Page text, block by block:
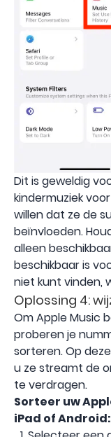
Dit is geweldig
kindermuziek
willen dat ze de
beïnvloeden.
alleen
beschikbaar is
niet kunt vinden,
Oplossing 4:
Om Apple Music
proberen je
sorteren. Op
u ze streamt de
te verdragen.
Sorteer uw
iPad of Android: